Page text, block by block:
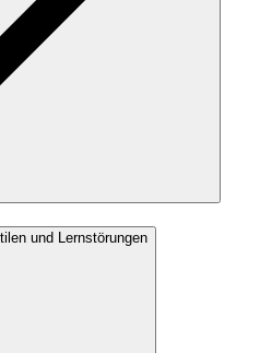
und Lernstörungen